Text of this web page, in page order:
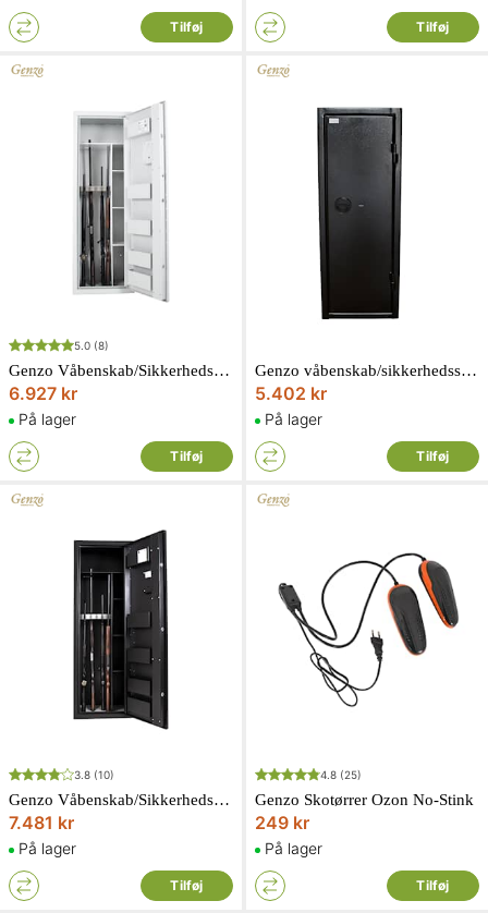
Tilføj Tilføj
5.0 (8)
Genzo Våbenskab/Sikkerhedsskab SolidSafe 152 kg Kodelås
6.927 kr
På lager
Tilføj
Genzo våbenskab/sikkerhedsskab SolidSafe 104 kg nøglelås Black edition
5.402 kr
På lager
Tilføj
3.8 (10)
Genzo Våbenskab/Sikkerhedsskab SolidSafe 152 kg Kodelås Black edition
7.481 kr
På lager
Tilføj
4.8 (25)
Genzo Skotørrer Ozon No-Stink
249 kr
På lager
Tilføj